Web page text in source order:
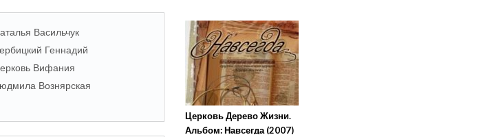
Васильчук
Геннадий
Вифания
Вознярская
Церковь Дерево Жизни.
Альбом: Навсегда (2007)